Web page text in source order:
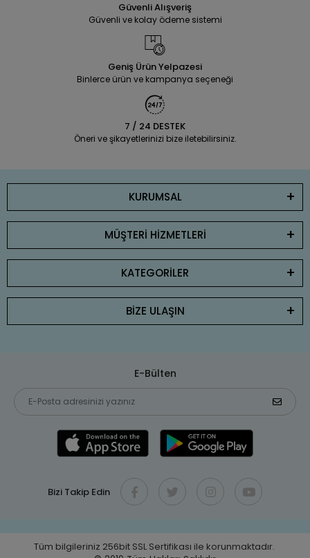
Güvenli Alışveriş
Güvenli ve kolay ödeme sistemi
Geniş Ürün Yelpazesi
Binlerce ürün ve kampanya seçeneği
7 / 24 DESTEK
Öneri ve şikayetlerinizi bize iletebilirsiniz.
KURUMSAL
MÜŞTERİ HİZMETLERİ
KATEGORİLER
BİZE ULAŞIN
E-Bülten
Bizi Takip Edin
Tüm bilgileriniz 256bit SSL Sertifikası ile korunmaktadır.